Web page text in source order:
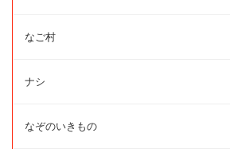
なご村
ナシ
なぞのいきもの